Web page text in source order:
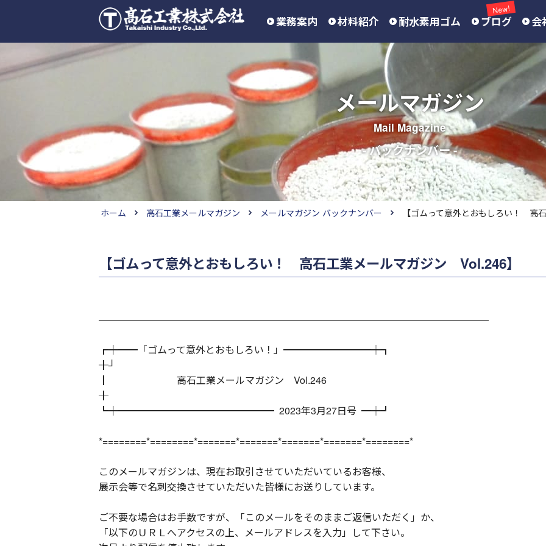
業務案内 材料紹介 耐水素用ゴム ブログ
New!
会
メールマガジン
Mail Magazine
- バックナンバー -
ホーム 高石工業メールマガジン メールマガジン バックナンバー 【ゴムって意外とおもしろい！ 高
【ゴムって意外とおもしろい！ 高石工業メールマガジン Vol.246】
――――――――――――――――――――――――――――――――――――――――
┏┿━━「ゴムって意外とおもしろい！」━━━━━━━━━┿┓
╂┘
┃ 高石工業メールマガジン Vol.246
╂
┗┿━━━━━━━━━━━━━━━━ 2023年3月27日号 ━┿┛
*========*========*=======*=======*=======*=======*========*
このメールマガジンは、現在お取引させていただいているお客様、
展示会等で名刺交換させていただいた皆様にお送りしています。
ご不要な場合はお手数ですが、「このメールをそのままご返信いただく」か、
「以下のＵＲＬへアクセスの上、メールアドレスを入力」して下さい。